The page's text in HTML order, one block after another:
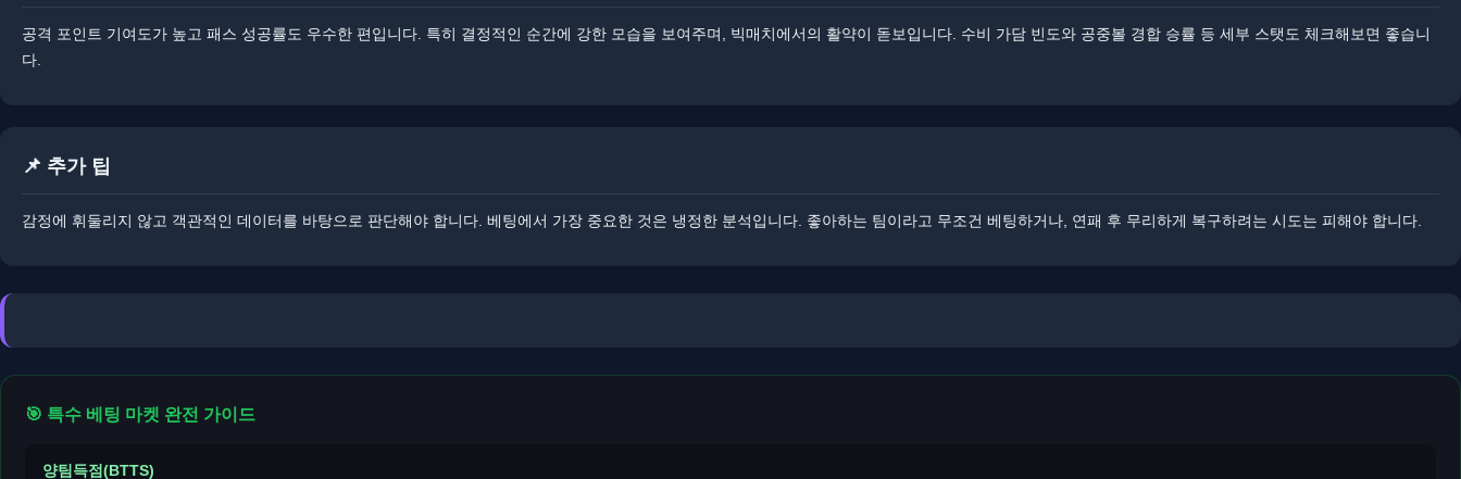
공격 포인트 기여도가 높고 패스 성공률도 우수한 편입니다. 특히 결정적인 순간에 강한 모습을 보여주며, 빅매치에서의 활약이 돋보입니다. ​수비 가담 빈도와 공중볼 경합 승률 등 세부 스탯도 체크해보면 좋습니
다.
📌 추가 팁
​감정에 휘둘리지 않고 객관적인 데이터를 바탕으로 판단해야 합니다. 베팅에서 가장 중요한 것은 냉정한 분석입니다. ​좋아하는 팀이라고 무조건 베팅하거나, 연패 후 무리하게 복구하려는 시도는 피해야 합니다.
🎯 특수 베팅 마켓 완전 가이드
양팀득점(BTTS)